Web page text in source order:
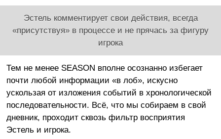
Эстель комментирует свои действия, всегда
«присутствуя» в процессе и не прячась за фигуру
игрока
Тем не менее SEASON вполне осознанно избегает
почти любой информации «в лоб», искусно
ускользая от изложения событий в хронологической
последовательности. Всё, что мы собираем в свой
дневник, проходит сквозь фильтр восприятия
Эстель и игрока.